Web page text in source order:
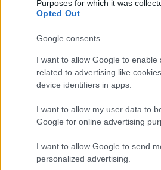
Purposes for which it was
Opted Out
Google consents
I want to allow Google to enable
related to advertising like
device identifiers in apps.
I want to allow my user data to
Google for online advertising
I want to allow Google to send
personalized advertising.
program nyújt kikapcsolódást az
legkisebbeket a Kalandozó
Betyártanya, kisállat simogató,
várja. Mesterségek utcája is
programkínálatát, ahol minden
például működés közben láthat a
kovácsműhelyt, lehetőség lesz a
gyöngyfűzés, a fafaragás és a
megtanulására is.